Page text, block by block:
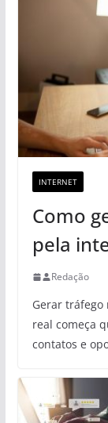
INTERNET
Como
pela
Redação
Gerar tráfego
real começa
contatos e